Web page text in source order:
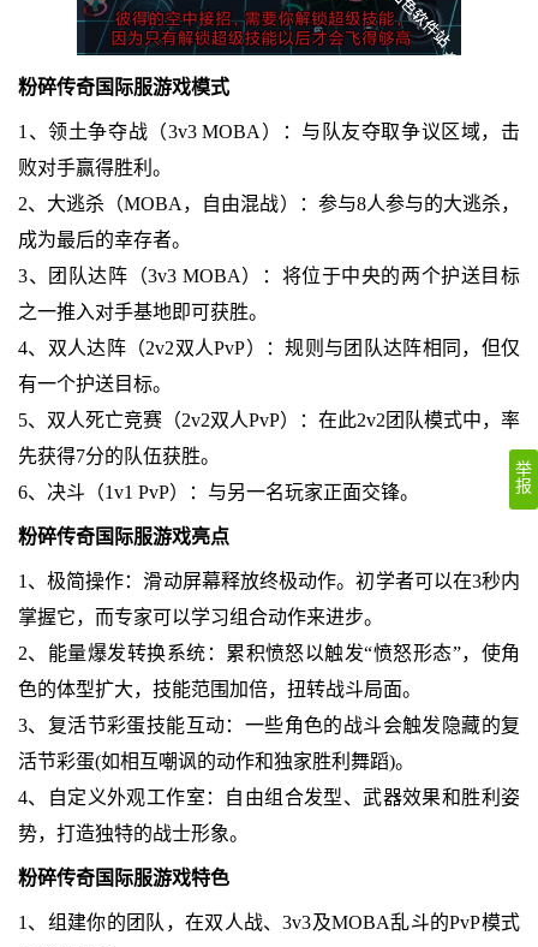
粉碎传奇国际服游戏模式
1、领土争夺战（3v3 MOBA）：与队友夺取争议区域，击
败对手赢得胜利。
2、大逃杀（MOBA，自由混战）：参与8人参与的大逃杀，
成为最后的幸存者。
3、团队达阵（3v3 MOBA）：将位于中央的两个护送目标
之一推入对手基地即可获胜。
4、双人达阵（2v2双人PvP）：规则与团队达阵相同，但仅
有一个护送目标。
5、双人死亡竞赛（2v2双人PvP）：在此2v2团队模式中，率
先获得7分的队伍获胜。
6、决斗（1v1 PvP）：与另一名玩家正面交锋。
粉碎传奇国际服游戏亮点
1、极简操作：滑动屏幕释放终极动作。初学者可以在3秒内
掌握它，而专家可以学习组合动作来进步。
2、能量爆发转换系统：累积愤怒以触发“愤怒形态”，使角
色的体型扩大，技能范围加倍，扭转战斗局面。
3、复活节彩蛋技能互动：一些角色的战斗会触发隐藏的复
活节彩蛋(如相互嘲讽的动作和独家胜利舞蹈)。
4、自定义外观工作室：自由组合发型、武器效果和胜利姿
势，打造独特的战士形象。
粉碎传奇国际服游戏特色
1、组建你的团队，在双人战、3v3及MOBA乱斗的PvP模式
举
报